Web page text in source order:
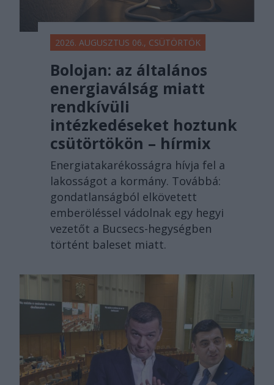
2026. AUGUSZTUS 06., CSÜTÖRTÖK
Bolojan: az általános
energiaválság miatt
rendkívüli
intézkedéseket hoztunk
csütörtökön – hírmix
Energiatakarékosságra hívja fel a
lakosságot a kormány. Továbbá:
gondatlanságból elkövetett
emberöléssel vádolnak egy hegyi
vezetőt a Bucsecs-hegységben
történt baleset miatt.